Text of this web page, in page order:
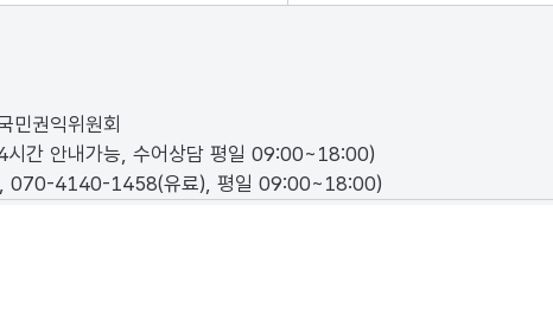
권익위원회
간 안내가능, 수어상담 평일 09:00~18:00)
070-4140-1458(유료), 평일 09:00~18:00)